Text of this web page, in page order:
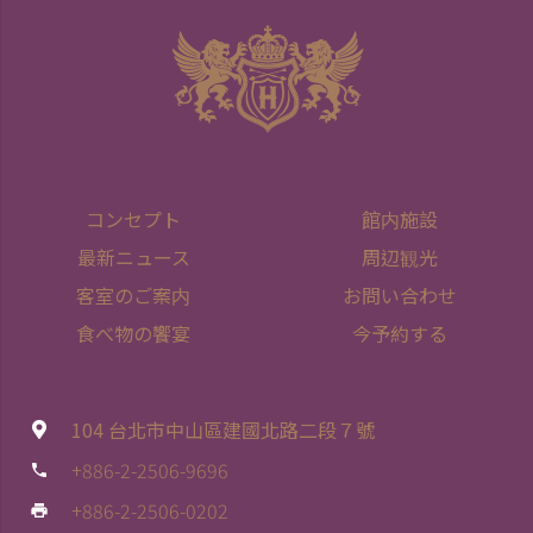
コンセプト
最新ニュース
客室のご案内
食べ物の饗宴
館内施設
周辺観光
お問い合わせ
今予約する
104 台北市中山區建國北路二段７號
phone +886-2-2506-9696
print +886-2-2506-0202